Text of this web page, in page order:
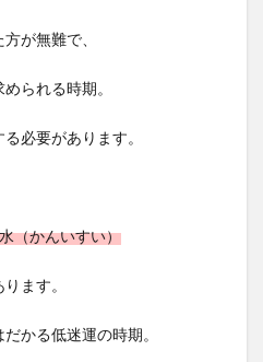
が無難で、
られる時期。
必要があります。
（かんいすい）
ます。
かる低迷運の時期。